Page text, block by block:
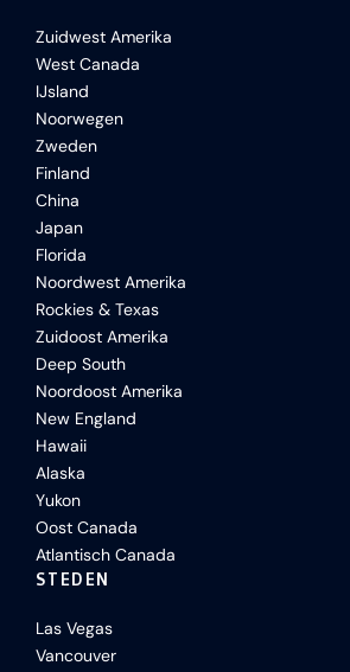
Zuidwest Amerika
West Canada
IJsland
Noorwegen
Zweden
Finland
China
Japan
Florida
Noordwest Amerika
Rockies & Texas
Zuidoost Amerika
Deep South
Noordoost Amerika
New England
Hawaii
Alaska
Yukon
Oost Canada
Atlantisch Canada
STEDEN
Las Vegas
Vancouver